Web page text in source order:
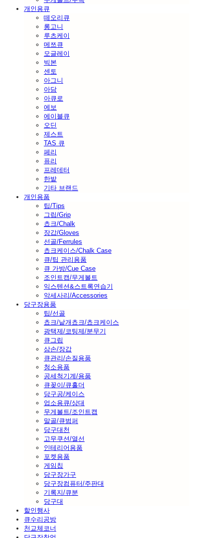
개인용큐
떼오리큐
롱고니
루츠케이
메쯔큐
모글레이
빅본
센토
아그니
아담
아큐로
에보
에이블큐
오딘
제스트
TAS 큐
페리
퓨리
프레데터
한밭
기타 브랜드
개인용품
팁/Tips
그립/Grip
쵸크/Chalk
장갑/Gloves
선골/Ferrules
쵸크케이스/Chalk Case
큐/팁 관리용품
큐 가방/Cue Case
조인트캡/무게볼트
익스텐션&스트록연습기
악세사리/Accessories
당구장용품
팁/선골
쵸크/낱개쵸크/쵸크케이스
광택제/코팅제/분무기
큐그립
삼손/장갑
큐관리/손질용품
청소용품
공세척기계/용품
큐꽂이/큐홀더
당구공/케이스
업소용큐/상대
무게볼트/조인트캡
말골/큐범퍼
당구대천
고무쿠션/열선
인테리어용품
포켓용품
게임칩
당구장가구
당구장컴퓨터/주판대
기록지/큐분
당구대
할인행사
큐수리공방
천교체코너